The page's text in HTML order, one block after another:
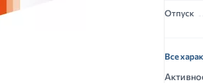
Отпуск
Все